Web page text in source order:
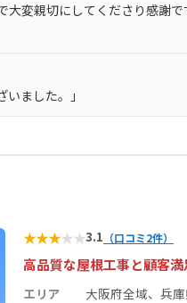
大変親切にしてくださり感謝
ました。」
★★★★★3.1 （口コミ2件）
高品質な屋根工事と顧客満
エリア
大阪府全域、兵